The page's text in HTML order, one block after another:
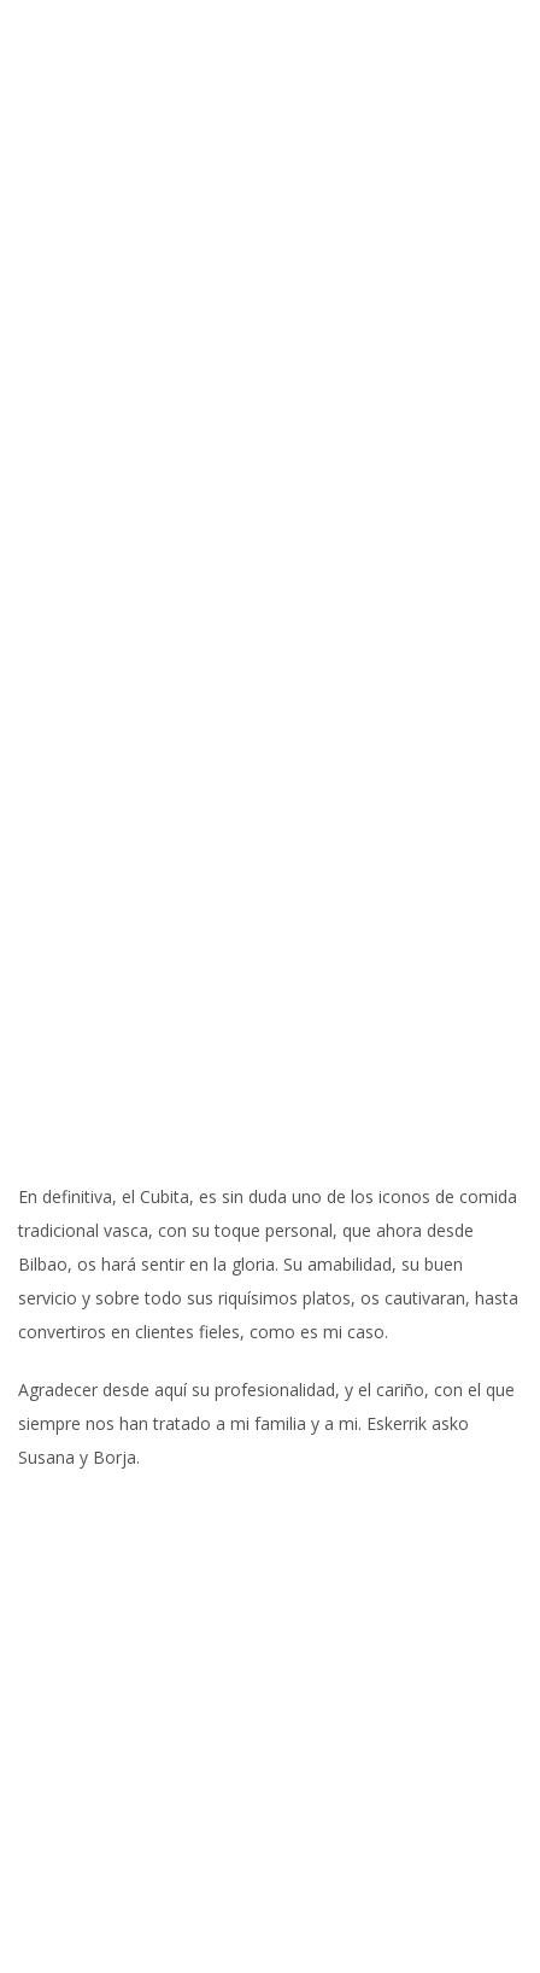
En definitiva, el Cubita, es sin duda uno de los iconos de comida
tradicional vasca, con su toque personal, que ahora desde
Bilbao, os hará sentir en la gloria. Su amabilidad, su buen
servicio y sobre todo sus riquísimos platos, os cautivaran, hasta
convertiros en clientes fieles, como es mi caso.
Agradecer desde aquí su profesionalidad, y el cariño, con el que
siempre nos han tratado a mi familia y a mi. Eskerrik asko
Susana y Borja.